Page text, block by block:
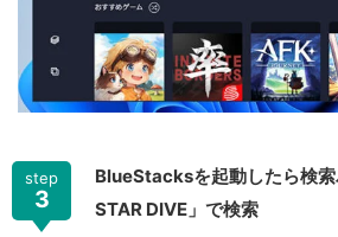
step
3
BlueStacksを起動したら検
STAR DIVE」で検索